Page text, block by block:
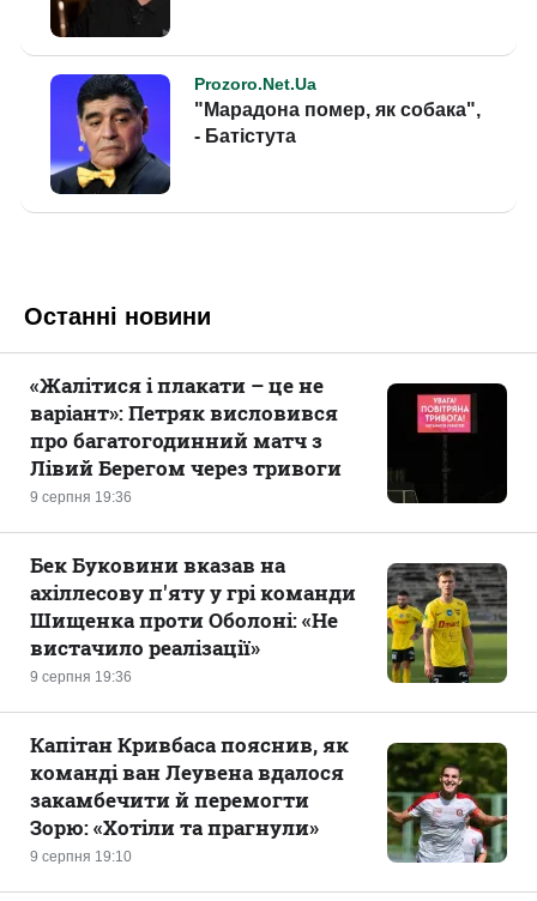
Останні новини
9 серпня 19:36
«Жалітися і плакати – це не
варіант»: Петряк висловився
про багатогодинний матч з
Лівий Берегом через тривоги
9 серпня 19:36
Бек Буковини вказав на
ахіллесову п'яту у грі команди
Шищенка проти Оболоні: «Не
вистачило реалізації»
9 серпня 19:10
Капітан Кривбаса пояснив, як
команді ван Леувена вдалося
закамбечити й перемогти
Зорю: «Хотіли та прагнули»